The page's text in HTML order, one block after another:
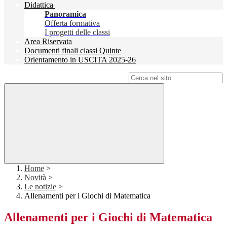
Didattica
Panoramica
Offerta formativa
I progetti delle classi
Area Riservata
Documenti finali classi Quinte
Orientamento in USCITA 2025-26
Home >
Novità >
Le notizie >
Allenamenti per i Giochi di Matematica
Allenamenti per i Giochi di Matematica